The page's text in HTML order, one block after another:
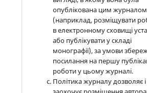
опублікована цим журналом
(наприклад, розміщувати
в електронному сховищі
або публікувати у складі
монографії), за умови
посилання на першу
роботи у цьому журналі.
Політика журналу дозволяє і